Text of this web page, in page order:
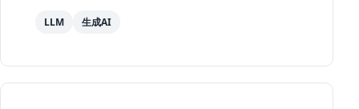
トバ...
LLM 生成AI